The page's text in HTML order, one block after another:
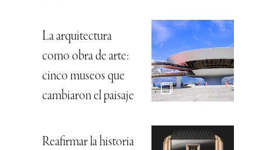
La arquitectura
como obra de arte:
cinco museos que
cambiaron el paisaje
Reafirmar la historia